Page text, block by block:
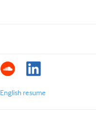
English resume